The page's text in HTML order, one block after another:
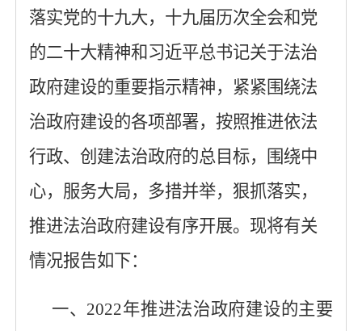
落实党的十九大，十九届历次全会和党
的二十大精神和习近平总书记关于法治
政府建设的重要指示精神，紧紧围绕法
治政府建设的各项部署，按照推进依法
行政、创建法治政府的总目标，
围绕中
心，服务大局，多措并举，狠抓落实，
推进法治政府建设有序开展。现将有关
情况报告如下：
一、 2022年推进法治政府建设的主要